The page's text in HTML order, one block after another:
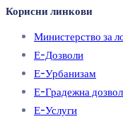
Корисни линкови
Министерство за
Е-Дозволи
Е-Урбанизам
Е-Градежна
Е-Услуги